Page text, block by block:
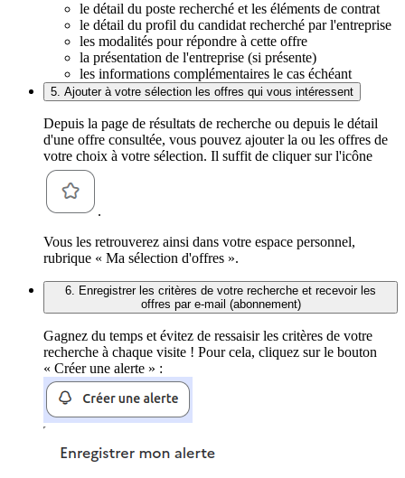
le détail du poste recherché et les éléments de contrat
le détail du profil du candidat recherché par l'entreprise
les modalités pour répondre à cette offre
la présentation de l'entreprise (si présente)
les informations complémentaires le cas échéant
5. Ajouter à votre sélection les offres qui vous intéressent
Depuis la page de résultats de recherche ou depuis le détail
d'une offre consultée, vous pouvez ajouter la ou les offres de
votre choix à votre sélection. Il suffit de cliquer sur l'icône
.
Vous les retrouverez ainsi dans votre espace personnel,
rubrique « Ma sélection d'offres ».
6. Enregistrer les critères de votre recherche et recevoir les
offres par e-mail (abonnement)
Gagnez du temps et évitez de ressaisir les critères de votre
recherche à chaque visite ! Pour cela, cliquez sur le bouton
« Créer une alerte » :